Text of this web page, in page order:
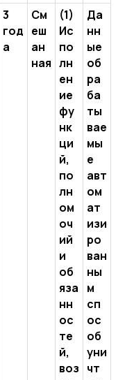
3
год
а
См
еш
ан
ная
(1)
Ис
по
лн
ен
ие
фу
нк
ци
й,
по
лн
ом
оч
ий
и
об
яза
нн
ос
те
й,
воз
Да
нн
ые
об
ра
ба
ты
вае
мы
е
авт
ом
ат
изи
ро
ван
ны
м
сп
ос
об
уни
чт